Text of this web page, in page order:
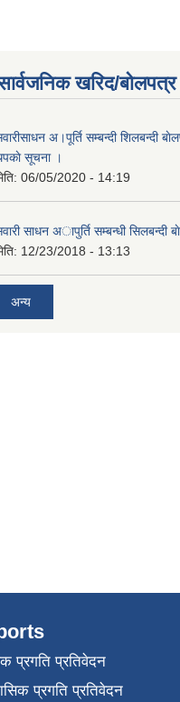
खरिद/
अ।पूर्ति सम्बन्दी शिलबन्दी
सूचना ।
06/05/2020 - 14:19
साधन अापुर्ति सम्बन्धी सिलबन्दी
12/23/2018 - 13:13
अन्य
प्रगति प्रतिवेदन
प्रगति प्रतिवेदन